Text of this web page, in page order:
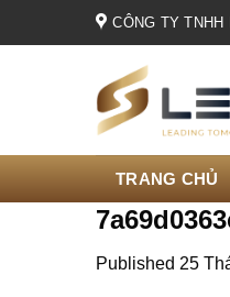
CÔNG TY
TRANG CHỦ
Published 25